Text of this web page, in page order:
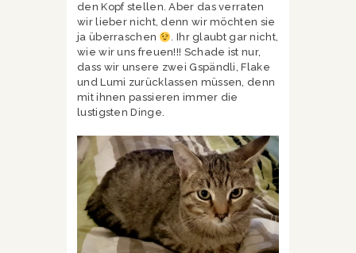
den Kopf stellen. Aber das verraten
wir lieber nicht, denn wir möchten sie
ja überraschen
. Ihr glaubt gar nicht,
wie wir uns freuen!!! Schade ist nur,
dass wir unsere zwei Gspändli, Flake
und Lumi zurücklassen müssen, denn
mit ihnen passieren immer die
lustigsten Dinge.